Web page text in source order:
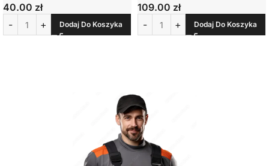
40.00 zł
Dodaj Do Koszyka
109.00 zł
Dodaj Do Koszyka